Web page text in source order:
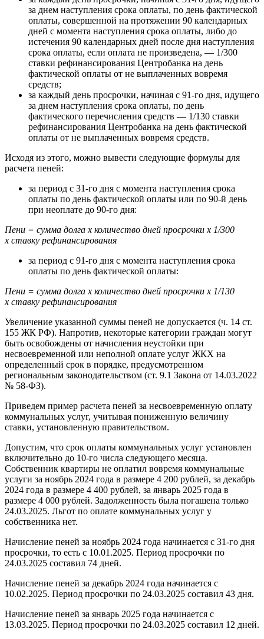
за днем наступления срока оплаты, по день фактической
оплаты, совершенной на протяжении 90 календарных
дней с момента наступления срока оплаты, либо до
истечения 90 календарных дней после дня наступления
срока оплаты, если оплата не произведена, — 1/300
ставки рефинансирования Центробанка на день
фактической оплаты от не выплаченных вовремя
средств;
за каждый день просрочки, начиная с 91-го дня, идущего
за днем наступления срока оплаты, по день
фактического перечисления средств — 1/130 ставки
рефинансирования Центробанка на день фактической
оплаты от не выплаченных вовремя средств.
Исходя из этого, можно вывести следующие формулы для
расчета пеней:
за период с 31-го дня с момента наступления срока
оплаты по день фактической оплаты или по 90-й день
при неоплате до 90-го дня:
Пени = сумма долга х количество дней просрочки х 1/300
х ставку рефинансирования
за период с 91-го дня с момента наступления срока
оплаты по день фактической оплаты:
Пени = сумма долга х количество дней просрочки х 1/130
х ставку рефинансирования
Увеличение указанной суммы пеней не допускается (ч. 14 ст.
155 ЖК РФ). Напротив, некоторые категории граждан могут
быть освобождены от начисления неустойки при
несвоевременной или неполной оплате услуг ЖКХ на
определенный срок в порядке, предусмотренном
региональным законодательством (ст. 9.1 Закона от 14.03.2022
№ 58-ФЗ).
Приведем пример расчета пеней за несвоевременную оплату
коммунальных услуг, учитывая пониженную величину
ставки, установленную правительством.
Допустим, что срок оплаты коммунальных услуг установлен
включительно до 10-го числа следующего месяца.
Собственник квартиры не оплатил вовремя коммунальные
услуги за ноябрь 2024 года в размере 4 200 рублей, за декабрь
2024 года в размере 4 400 рублей, за январь 2025 года в
размере 4 000 рублей. Задолженность была погашена только
24.03.2025. Льгот по оплате коммунальных услуг у
собственника нет.
Начисление пеней за ноябрь 2024 года начинается с 31-го дня
просрочки, то есть с 10.01.2025. Период просрочки по
24.03.2025 составил 74 дней.
Начисление пеней за декабрь 2024 года начинается с
10.02.2025. Период просрочки по 24.03.2025 составил 43 дня.
Начисление пеней за январь 2025 года начинается с
13.03.2025. Период просрочки по 24.03.2025 составил 12 дней.